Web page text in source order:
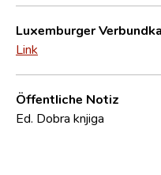
Luxemburger
Link
Öffentliche Notiz
Ed. Dobra knjiga